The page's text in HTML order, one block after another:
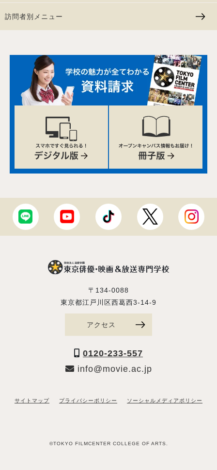
訪問者別メニュー
〒134-0088
東京都江戸川区西葛西3-14-9
アクセス
0120-233-557
info@movie.ac.jp
サイトマップ プライバシーポリシー ソーシャルメディアポリシー
©TOKYO FILMCENTER COLLEGE OF ARTS.